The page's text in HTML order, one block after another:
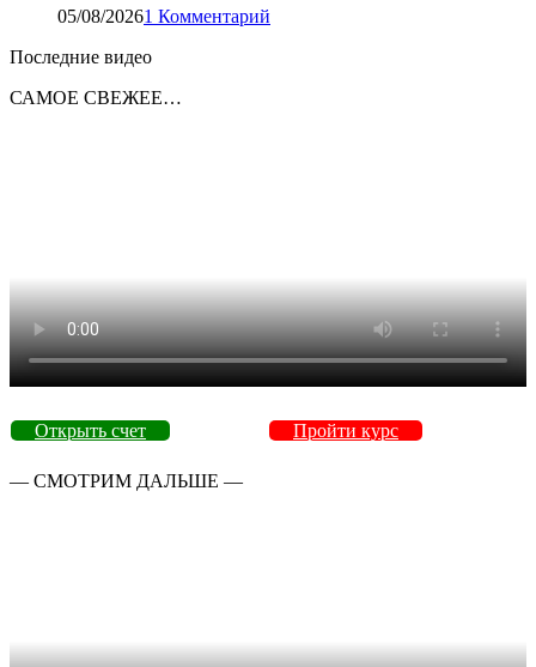
05/08/20261 Комментарий
Последние видео
САМОЕ СВЕЖЕЕ…
Открыть счет Пройти курс
— СМОТРИМ ДАЛЬШЕ —